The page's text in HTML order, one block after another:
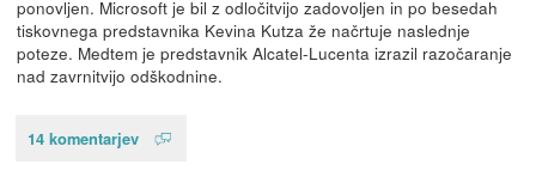
ponovljen. Microsoft je bil z odločitvijo zadovoljen in po besedah
tiskovnega predstavnika Kevina Kutza že načrtuje naslednje
poteze. Medtem je predstavnik Alcatel-Lucenta izrazil razočaranje
nad zavrnitvijo odškodnine.
14 komentarjev